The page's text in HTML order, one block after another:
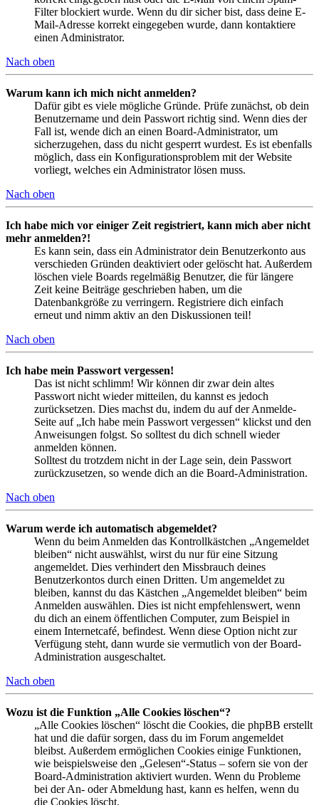
Filter blockiert wurde. Wenn du dir sicher bist, dass deine E-
Mail-Adresse korrekt eingegeben wurde, dann kontaktiere
einen Administrator.
Nach oben
Warum kann ich mich nicht anmelden?
Dafür gibt es viele mögliche Gründe. Prüfe zunächst, ob dein
Benutzername und dein Passwort richtig sind. Wenn dies der
Fall ist, wende dich an einen Board-Administrator, um
sicherzugehen, dass du nicht gesperrt wurdest. Es ist ebenfalls
möglich, dass ein Konfigurationsproblem mit der Website
vorliegt, welches ein Administrator lösen muss.
Nach oben
Ich habe mich vor einiger Zeit registriert, kann mich aber nicht
mehr anmelden?!
Es kann sein, dass ein Administrator dein Benutzerkonto aus
verschieden Gründen deaktiviert oder gelöscht hat. Außerdem
löschen viele Boards regelmäßig Benutzer, die für längere
Zeit keine Beiträge geschrieben haben, um die
Datenbankgröße zu verringern. Registriere dich einfach
erneut und nimm aktiv an den Diskussionen teil!
Nach oben
Ich habe mein Passwort vergessen!
Das ist nicht schlimm! Wir können dir zwar dein altes
Passwort nicht wieder mitteilen, du kannst es jedoch
zurücksetzen. Dies machst du, indem du auf der Anmelde-
Seite auf „Ich habe mein Passwort vergessen“ klickst und den
Anweisungen folgst. So solltest du dich schnell wieder
anmelden können.
Solltest du trotzdem nicht in der Lage sein, dein Passwort
zurückzusetzen, so wende dich an die Board-Administration.
Nach oben
Warum werde ich automatisch abgemeldet?
Wenn du beim Anmelden das Kontrollkästchen „Angemeldet
bleiben“ nicht auswählst, wirst du nur für eine Sitzung
angemeldet. Dies verhindert den Missbrauch deines
Benutzerkontos durch einen Dritten. Um angemeldet zu
bleiben, kannst du das Kästchen „Angemeldet bleiben“ beim
Anmelden auswählen. Dies ist nicht empfehlenswert, wenn
du dich an einem öffentlichen Computer, zum Beispiel in
einem Internetcafé, befindest. Wenn diese Option nicht zur
Verfügung steht, dann wurde sie vermutlich von der Board-
Administration ausgeschaltet.
Nach oben
Wozu ist die Funktion „Alle Cookies löschen“?
„Alle Cookies löschen“ löscht die Cookies, die phpBB erstellt
hat und die dafür sorgen, dass du im Forum angemeldet
bleibst. Außerdem ermöglichen Cookies einige Funktionen,
wie beispielsweise den „Gelesen“-Status – sofern sie von der
Board-Administration aktiviert wurden. Wenn du Probleme
bei der An- oder Abmeldung hast, kann es helfen, wenn du
die Cookies löscht.